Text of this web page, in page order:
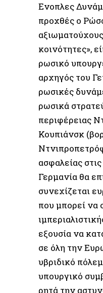
Ενοπλες
προχθές ο
κοινότητες»,
ρωσικό
αρχηγός του
ρωσικές
ρωσικά
περιφέρειας
Κουπιάνσκ
ασφαλείας
Γερμανία θα
συνεχίζεται
που μπορεί να
εξουσία να
σε όλη την
υβριδικό
υπουργικό
ρητά την